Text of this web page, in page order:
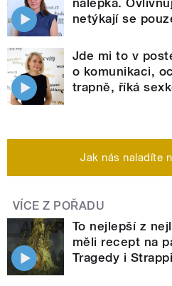
netýkají se
Jde mi to v
o komunikaci,
trapně, říká
Jak nás naladíte
VÍCE Z POŘADU
To nejlepší z
měli recept na
Tragedy i